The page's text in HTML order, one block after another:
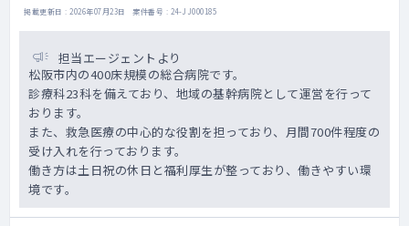
掲載更新日 : 2026年07月23日 案件番号 : 24-JJ000185
担当エージェントより
松阪市内の400床規模の総合病院です。
診療科23科を備えており、地域の基幹病院として運営を行って
おります。
また、救急医療の中心的な役割を担っており、月間700件程度の
受け入れを行っております。
働き方は土日祝の休日と福利厚生が整っており、働きやすい環
境です。